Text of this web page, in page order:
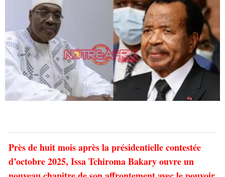
Près de huit mois après la présidentielle contestée
d’octobre 2025, Issa Tchiroma Bakary ouvre un